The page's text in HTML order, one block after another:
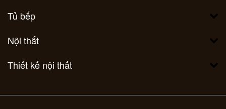
Tủ bếp
Nội thất
Thiết kế nội thất